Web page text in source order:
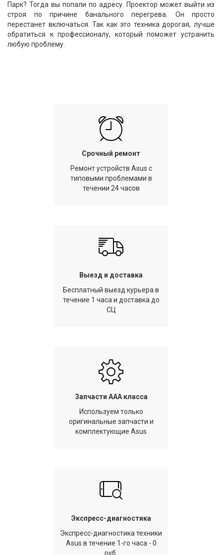
Парк? Тогда вы попали по адресу. Проектор может выйти из
строя по причине банального перегрева. Он просто
перестанет включаться. Так как это техника дорогая, лучше
обратиться к профессионалу, который поможет устранить
любую проблему.
Срочный ремонт
Ремонт устройств Asus с
типовыми проблемами в
течении 24 часов
Выезд и доставка
Бесплатный выезд курьера в
течение 1 часа и доставка до
СЦ
Запчасти AAA класса
Используем только
оригинальные запчасти и
комплектующие Asus
Экспресс-диагностика
Экспресс-диагностика техники
Asus в течение 1-го часа - 0
руб.